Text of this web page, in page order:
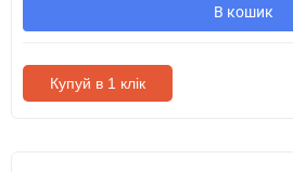
В кошик
Купуй в 1 клік